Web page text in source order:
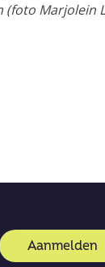
Marjolein
Aanmelden